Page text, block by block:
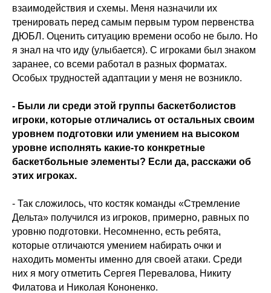
взаимодействия и схемы. Меня назначили их
тренировать перед самым первым туром первенства
ДЮБЛ. Оценить ситуацию времени особо не было. Но
я знал на что иду (улыбается). С игроками был знаком
заранее, со всеми работал в разных форматах.
Особых трудностей адаптации у меня не возникло.
- Были ли среди этой группы баскетболистов
игроки, которые отличались от остальных своим
уровнем подготовки или умением на высоком
уровне исполнять какие-то конкретные
баскетбольные элементы? Если да, расскажи об
этих игроках.
- Так сложилось, что костяк команды «Стремление
Дельта» получился из игроков, примерно, равных по
уровню подготовки. Несомненно, есть ребята,
которые отличаются умением набирать очки и
находить моменты именно для своей атаки. Среди
них я могу отметить Сергея Перевалова, Никиту
Филатова и Николая Кононенко.